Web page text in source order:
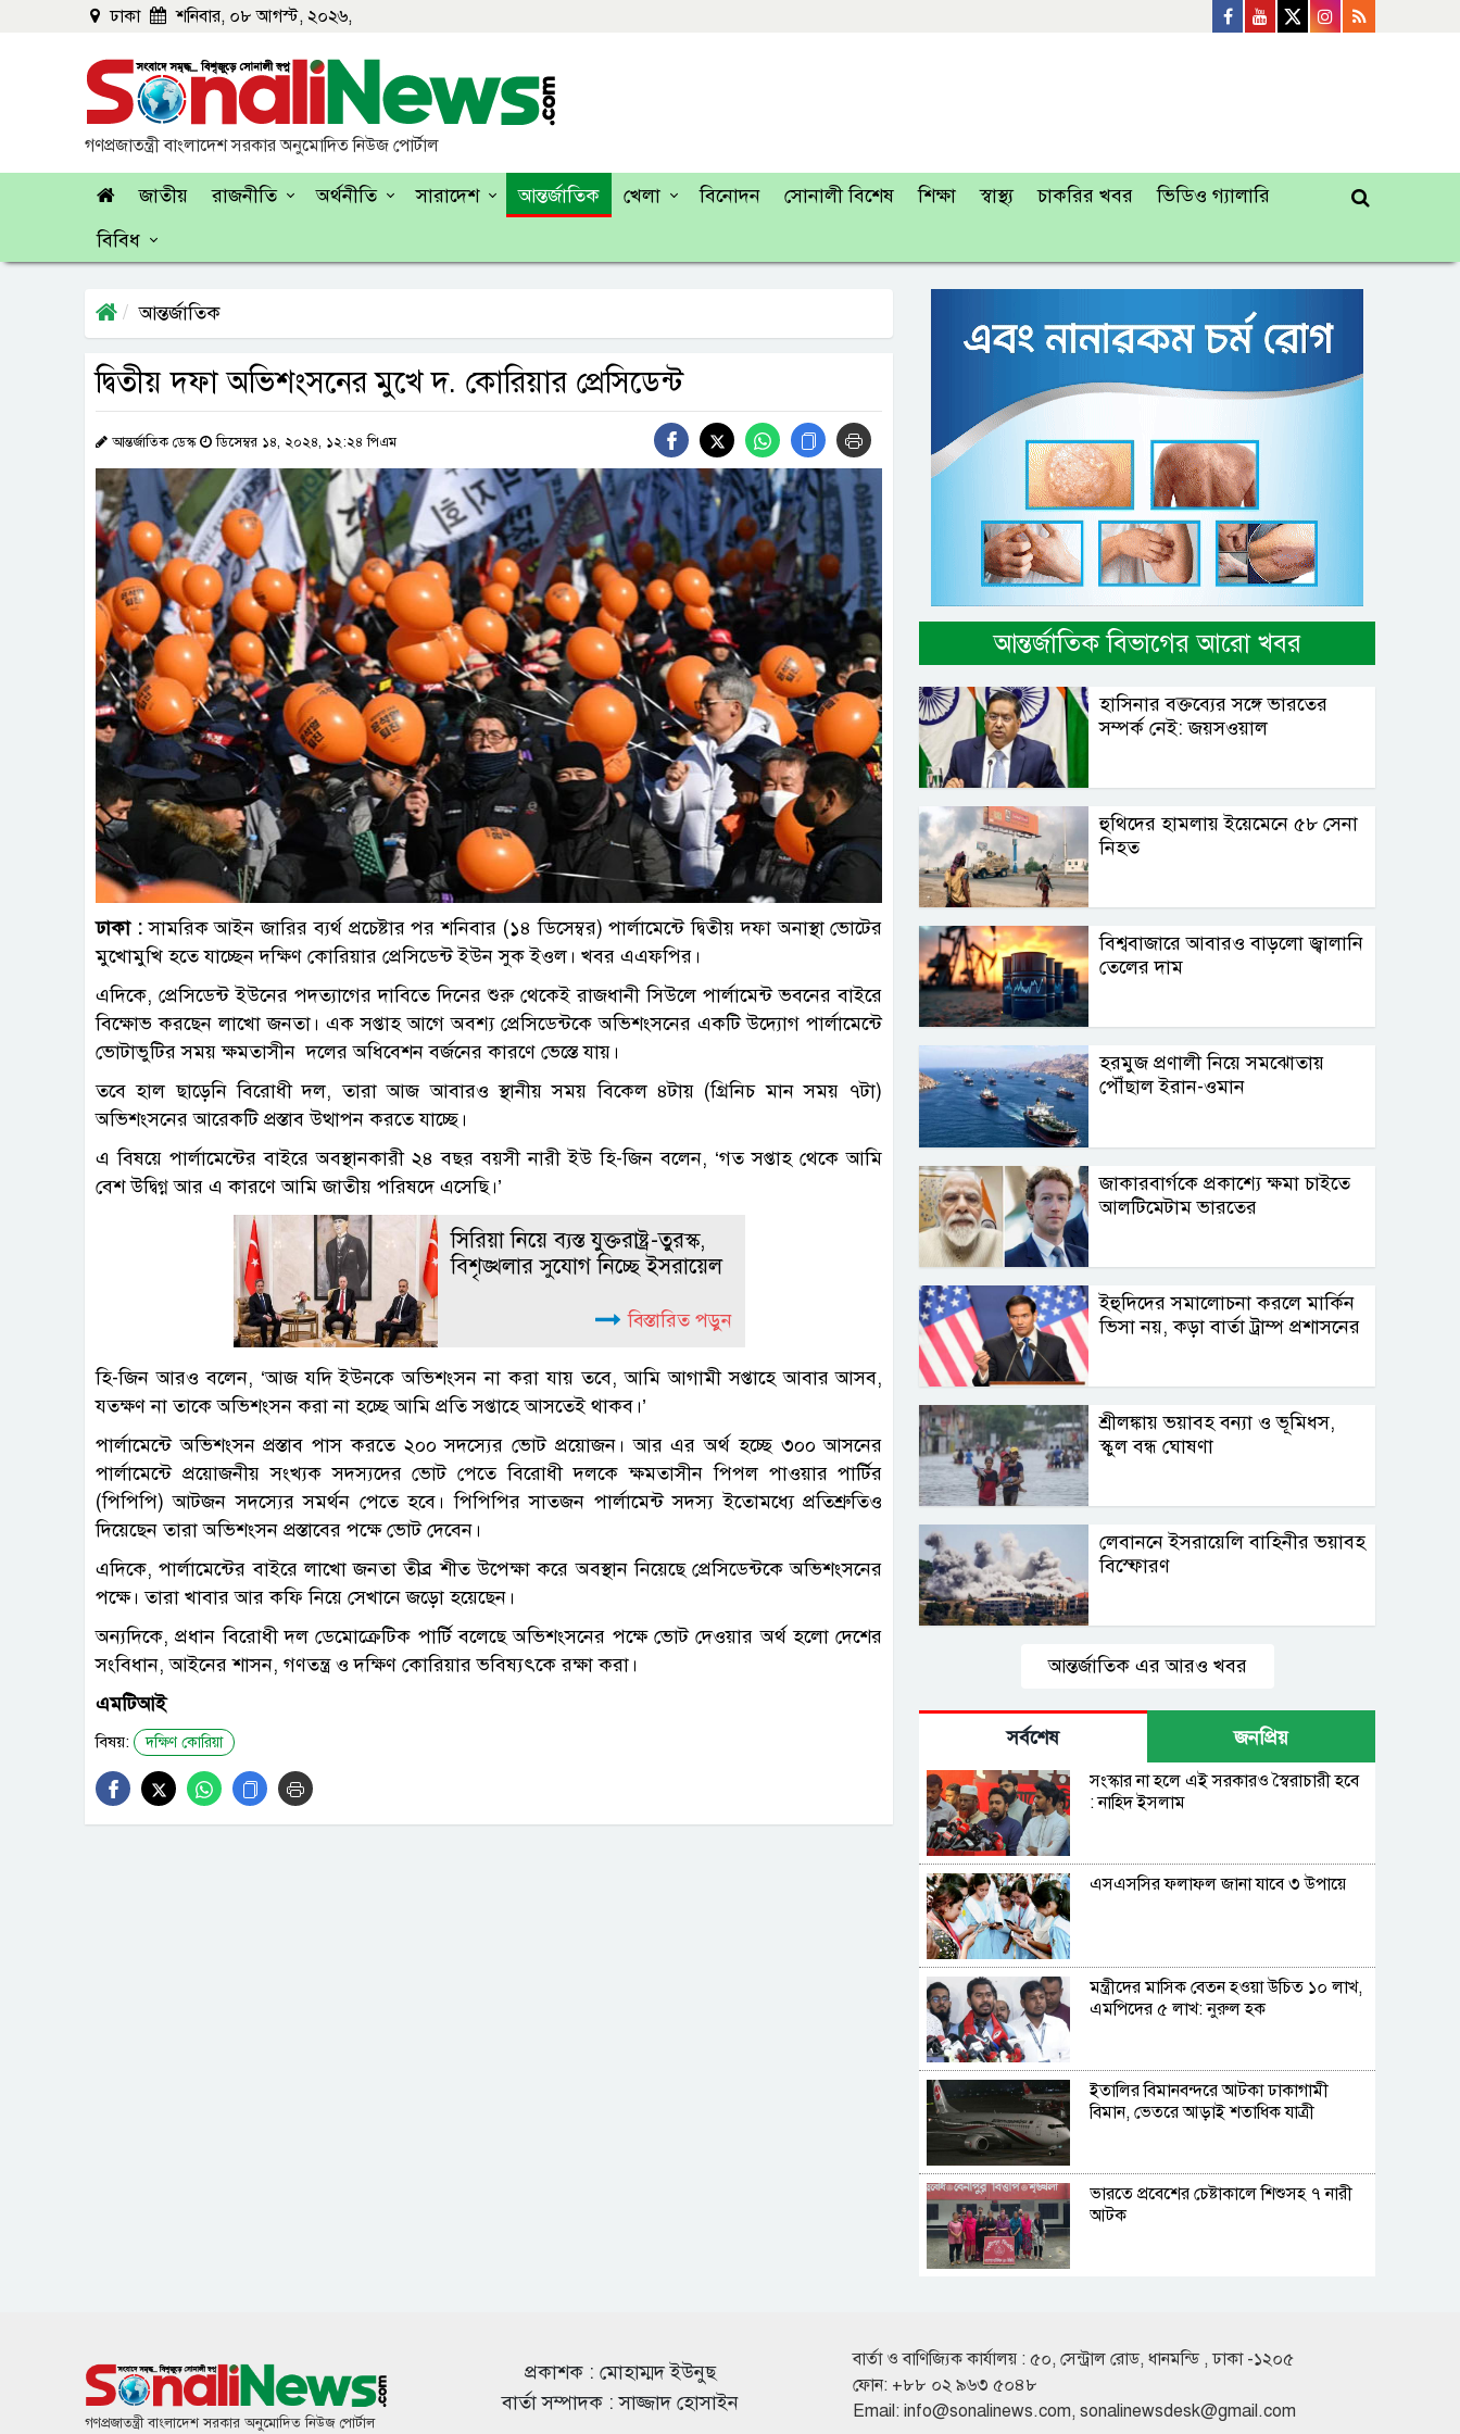
ঢাকা শনিবার, ০৮ আগস্ট, ২০২৬,
গণপ্রজাতন্ত্রী বাংলাদেশ সরকার অনুমোদিত নিউজ পোর্টাল
জাতীয় রাজনীতি অর্থনীতি সারাদেশ আন্তর্জাতিক খেলা বিনোদন সোনালী বিশেষ শিক্ষা স্বাস্থ্য চাকরির খবর
ভিডিও গ্যালারি
বিবিধ
আন্তর্জাতিক
দ্বিতীয় দফা অভিশংসনের মুখে দ. কোরিয়ার প্রেসিডেন্ট
আন্তর্জাতিক ডেস্ক ডিসেম্বর ১৪, ২০২৪, ১২:২৪ পিএম
ঢাকা :সামরিক আইন জারির ব্যর্থ প্রচেষ্টার পর শনিবার (১৪ ডিসেম্বর) পার্লামেন্টে দ্বিতীয় দফা অনাস্থা ভোটের
মুখোমুখি হতে যাচ্ছেন দক্ষিণ কোরিয়ার প্রেসিডেন্ট ইউন সুক ইওল। খবর এএফপির।
এদিকে, প্রেসিডেন্ট ইউনের পদত্যাগের দাবিতে দিনের শুরু থেকেই রাজধানী সিউলে পার্লামেন্ট ভবনের বাইরে
বিক্ষোভ করছেন লাখো জনতা। এক সপ্তাহ আগে অবশ্য প্রেসিডেন্টকে অভিশংসনের একটি উদ্যোগ পার্লামেন্টে
ভোটাভুটির সময় ক্ষমতাসীন দলের অধিবেশন বর্জনের কারণে ভেস্তে যায়।
তবে হাল ছাড়েনি বিরোধী দল, তারা আজ আবারও স্থানীয় সময় বিকেল ৪টায় (গ্রিনিচ মান সময় ৭টা)
অভিশংসনের আরেকটি প্রস্তাব উত্থাপন করতে যাচ্ছে।
এ বিষয়ে পার্লামেন্টের বাইরে অবস্থানকারী ২৪ বছর বয়সী নারী ইউ হি-জিন বলেন, ‘গত সপ্তাহ থেকে আমি
বেশ উদ্বিগ্ন আর এ কারণে আমি জাতীয় পরিষদে এসেছি।’
সিরিয়া নিয়ে ব্যস্ত যুক্তরাষ্ট্র-তুরস্ক,
বিশৃঙ্খলার সুযোগ নিচ্ছে ইসরায়েল
বিস্তারিত পড়ুন
হি-জিন আরও বলেন, ‘আজ যদি ইউনকে অভিশংসন না করা যায় তবে, আমি আগামী সপ্তাহে আবার আসব,
যতক্ষণ না তাকে অভিশংসন করা না হচ্ছে আমি প্রতি সপ্তাহে আসতেই থাকব।’
পার্লামেন্টে অভিশংসন প্রস্তাব পাস করতে ২০০ সদস্যের ভোট প্রয়োজন। আর এর অর্থ হচ্ছে ৩০০ আসনের
পার্লামেন্টে প্রয়োজনীয় সংখ্যক সদস্যদের ভোট পেতে বিরোধী দলকে ক্ষমতাসীন পিপল পাওয়ার পার্টির
(পিপিপি) আটজন সদস্যের সমর্থন পেতে হবে। পিপিপির সাতজন পার্লামেন্ট সদস্য ইতোমধ্যে প্রতিশ্রুতিও
দিয়েছেন তারা অভিশংসন প্রস্তাবের পক্ষে ভোট দেবেন।
এদিকে, পার্লামেন্টের বাইরে লাখো জনতা তীব্র শীত উপেক্ষা করে অবস্থান নিয়েছে প্রেসিডেন্টকে অভিশংসনের
পক্ষে। তারা খাবার আর কফি নিয়ে সেখানে জড়ো হয়েছেন।
অন্যদিকে, প্রধান বিরোধী দল ডেমোক্রেটিক পার্টি বলেছে অভিশংসনের পক্ষে ভোট দেওয়ার অর্থ হলো দেশের
সংবিধান, আইনের শাসন, গণতন্ত্র ও দক্ষিণ কোরিয়ার ভবিষ্যৎকে রক্ষা করা।
এমটিআই
বিষয়: দক্ষিণ কোরিয়া
আন্তর্জাতিক বিভাগের আরো খবর
হাসিনার বক্তব্যের সঙ্গে ভারতের
সম্পর্ক নেই: জয়সওয়াল
হুথিদের হামলায় ইয়েমেনে ৫৮ সেনা
নিহত
বিশ্ববাজারে আবারও বাড়লো জ্বালানি
তেলের দাম
হরমুজ প্রণালী নিয়ে সমঝোতায়
পৌঁছাল ইরান-ওমান
জাকারবার্গকে প্রকাশ্যে ক্ষমা চাইতে
আলটিমেটাম ভারতের
ইহুদিদের সমালোচনা করলে মার্কিন
ভিসা নয়, কড়া বার্তা ট্রাম্প প্রশাসনের
শ্রীলঙ্কায় ভয়াবহ বন্যা ও ভূমিধস,
স্কুল বন্ধ ঘোষণা
লেবাননে ইসরায়েলি বাহিনীর ভয়াবহ
বিস্ফোরণ
আন্তর্জাতিক এর আরও খবর
সর্বশেষ জনপ্রিয়
সংস্কার না হলে এই সরকারও স্বৈরাচারী হবে
: নাহিদ ইসলাম
এসএসসির ফলাফল জানা যাবে ৩ উপায়ে
মন্ত্রীদের মাসিক বেতন হওয়া উচিত ১০ লাখ,
এমপিদের ৫ লাখ: নুরুল হক
ইতালির বিমানবন্দরে আটকা ঢাকাগামী
বিমান, ভেতরে আড়াই শতাধিক যাত্রী
ভারতে প্রবেশের চেষ্টাকালে শিশুসহ ৭ নারী
আটক
সাকিবের দেশে ফেরার কোনো সুযোগ নেই:
ক্রীড়া প্রতিমন্ত্রী
গণপ্রজাতন্ত্রী বাংলাদেশ সরকার অনুমোদিত নিউজ পোর্টাল
প্রকাশক : মোহাম্মদ ইউনুছ
বার্তা সম্পাদক : সাজ্জাদ হোসাইন
বার্তা ও বাণিজ্যিক কার্যালয় : ৫০, সেন্ট্রাল রোড, ধানমন্ডি , ঢাকা -১২০৫
ফোন: +৮৮ ০২ ৯৬৩ ৫০৪৮
Email: info@sonalinews.com, sonalinewsdesk@gmail.com